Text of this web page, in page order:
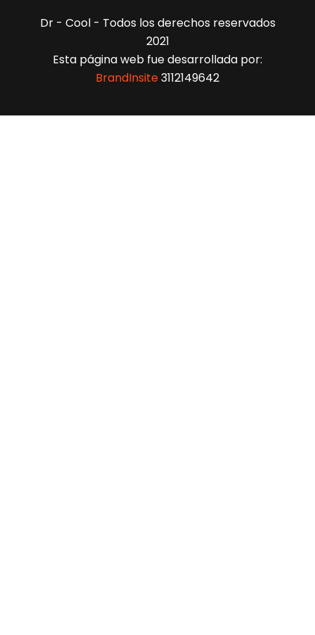
Dr - Cool - Todos los derechos reservados
2021
Esta página web fue desarrollada por:
BrandInsite3112149642